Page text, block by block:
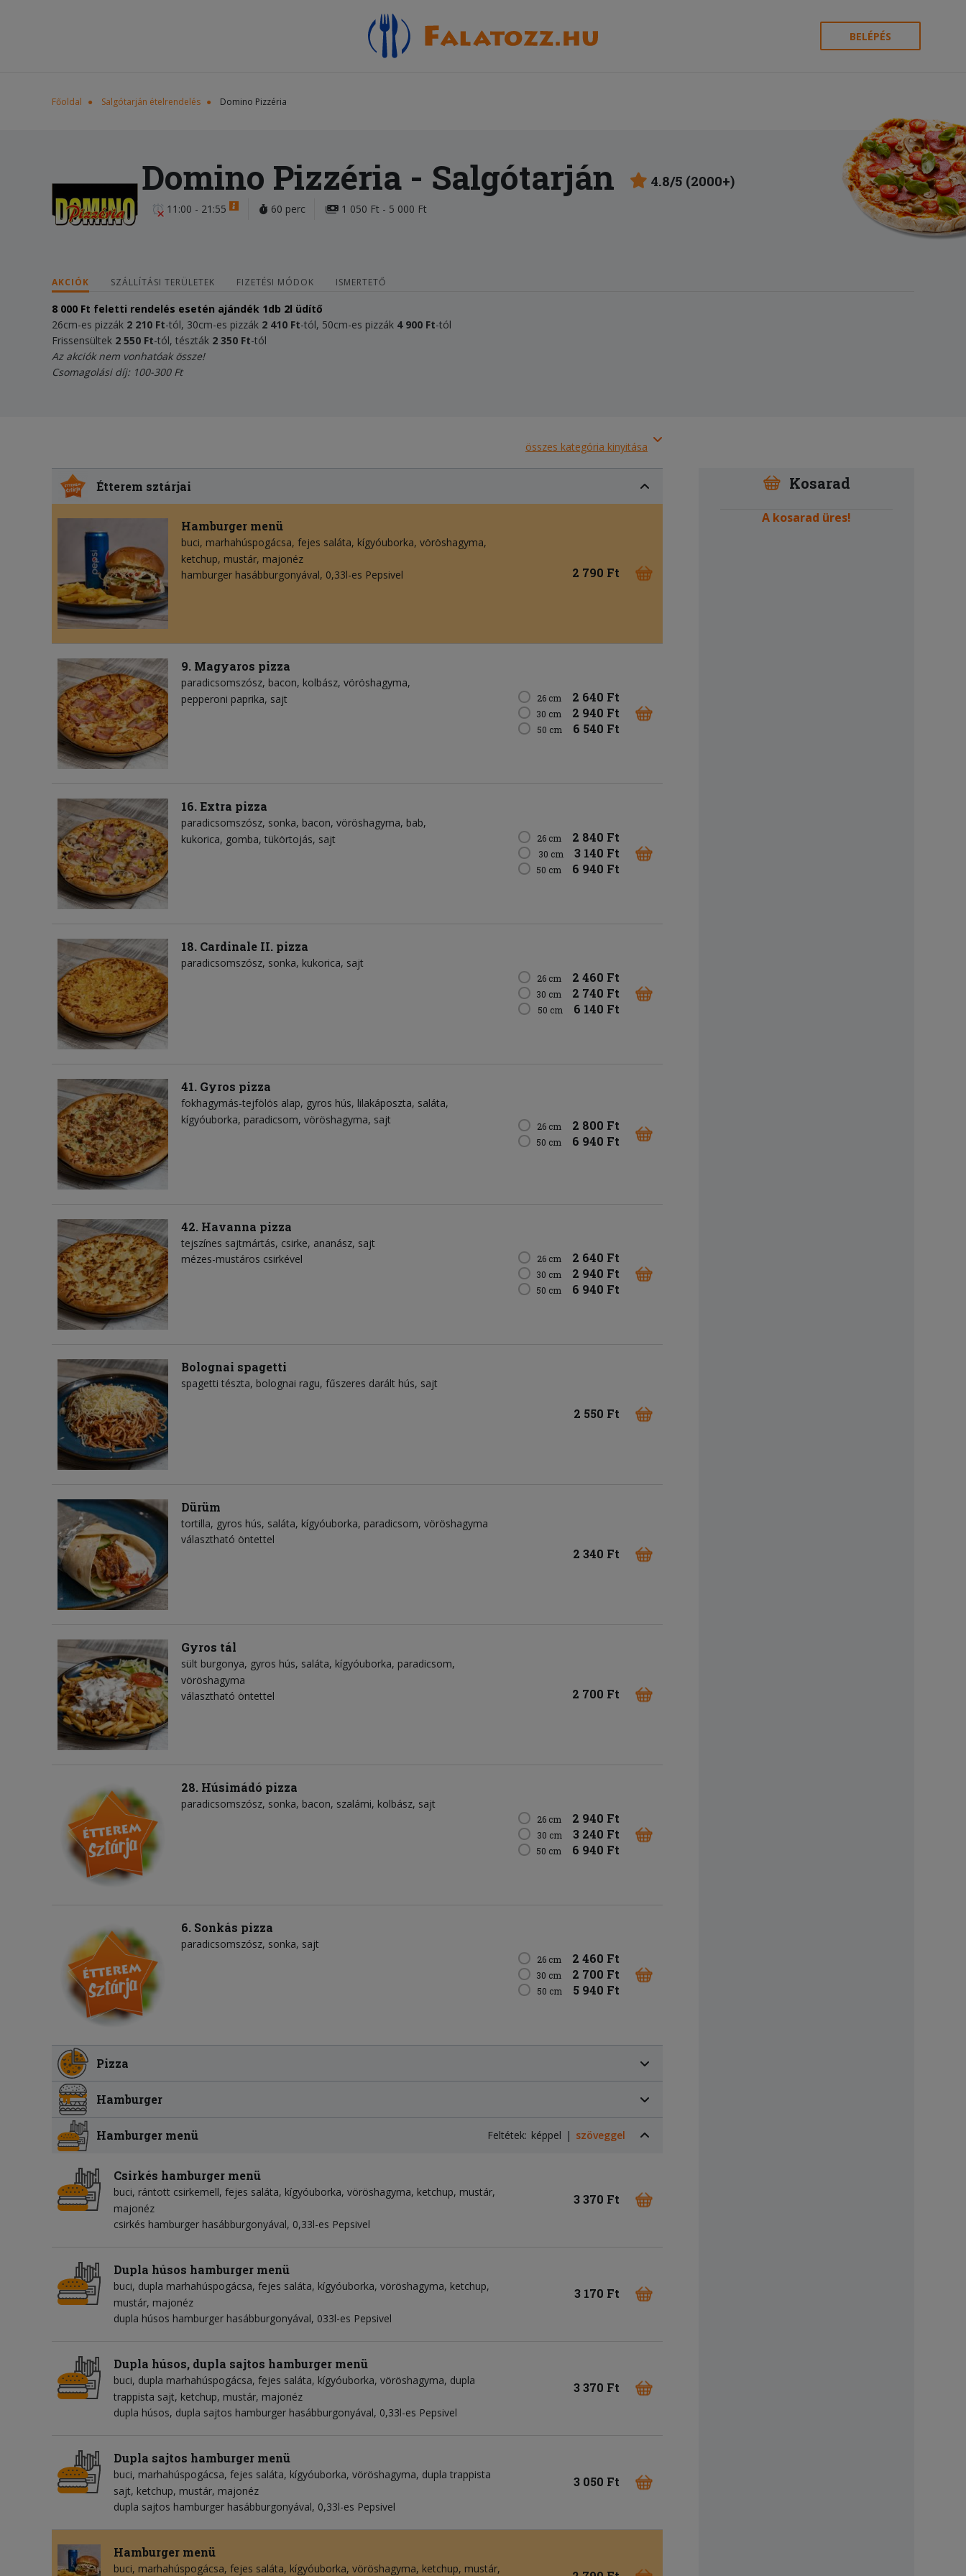
BELÉPÉS
Főoldal Salgótarján ételrendelés Domino Pizzéria
Domino Pizzéria - Salgótarján 4.8/5 (2000+)
11:00 - 21:55 60 perc 1 050 Ft - 5 000 Ft
AKCIÓK SZÁLLÍTÁSI TERÜLETEK FIZETÉSI MÓDOK ISMERTETŐ
8 000 Ft feletti rendelés esetén ajándék 1db 2l üdítő
26cm-es pizzák 2 210 Ft-tól, 30cm-es pizzák 2 410 Ft-tól, 50cm-es pizzák 4 900 Ft-tól
Frissensültek 2 550 Ft-tól, tészták 2 350 Ft-tól
Az akciók nem vonhatóak össze!
Csomagolási díj: 100-300 Ft
összes kategória kinyitása
Étterem sztárjai
Hamburger menü
buci marhahúspogácsa fejes saláta kígyóuborka vöröshagyma
ketchup mustár majonéz
hamburger hasábburgonyával, 0,33l-es Pepsivel
2 790 Ft
9. Magyaros pizza
paradicsomszósz bacon kolbász vöröshagyma
pepperoni paprika sajt 26 cm 2 640 Ft
30 cm 2 940 Ft
50 cm 6 540 Ft
16. Extra pizza
paradicsomszósz sonka bacon vöröshagyma bab
kukorica gomba tükörtojás sajt 26 cm 2 840 Ft
30 cm 3 140 Ft
50 cm 6 940 Ft
18. Cardinale II. pizza
paradicsomszósz sonka kukorica sajt
26 cm 2 460 Ft
30 cm 2 740 Ft
50 cm 6 140 Ft
41. Gyros pizza
fokhagymás-tejfölös alap gyros hús lilakáposzta saláta
kígyóuborka paradicsom vöröshagyma sajt 26 cm 2 800 Ft
50 cm 6 940 Ft
42. Havanna pizza
tejszínes sajtmártás csirke ananász sajt
mézes-mustáros csirkével
26 cm 2 640 Ft
30 cm 2 940 Ft
50 cm 6 940 Ft
Bolognai spagetti
spagetti tészta bolognai ragu fűszeres darált hús sajt
2 550 Ft
Dürüm
tortilla gyros hús saláta kígyóuborka paradicsom vöröshagyma
választható öntettel
2 340 Ft
Gyros tál
sült burgonya gyros hús saláta kígyóuborka paradicsom
vöröshagyma
választható öntettel
2 700 Ft
28. Húsimádó pizza
paradicsomszósz sonka bacon szalámi kolbász sajt
26 cm 2 940 Ft
30 cm 3 240 Ft
50 cm 6 940 Ft
6. Sonkás pizza
paradicsomszósz sonka sajt
26 cm 2 460 Ft
30 cm 2 700 Ft
50 cm 5 940 Ft
Pizza
Hamburger
Hamburger menü Feltétek: képpel szöveggel
Csirkés hamburger menü
buci rántott csirkemell fejes saláta kígyóuborka vöröshagyma ketchup mustár
majonéz
csirkés hamburger hasábburgonyával, 0,33l-es Pepsivel
3 370 Ft
Dupla húsos hamburger menü
buci dupla marhahúspogácsa fejes saláta kígyóuborka vöröshagyma ketchup
mustár majonéz
dupla húsos hamburger hasábburgonyával, 033l-es Pepsivel
3 170 Ft
Dupla húsos, dupla sajtos hamburger menü
buci dupla marhahúspogácsa fejes saláta kígyóuborka vöröshagyma dupla
trappista sajt ketchup mustár majonéz
dupla húsos, dupla sajtos hamburger hasábburgonyával, 0,33l-es Pepsivel
3 370 Ft
Dupla sajtos hamburger menü
buci marhahúspogácsa fejes saláta kígyóuborka vöröshagyma dupla trappista
sajt ketchup mustár majonéz
dupla sajtos hamburger hasábburgonyával, 0,33l-es Pepsivel
3 050 Ft
Hamburger menü
buci marhahúspogácsa fejes saláta kígyóuborka vöröshagyma ketchup mustár
Kosarad
A kosarad üres!